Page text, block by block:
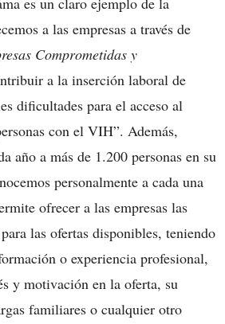
a las empresas a través de
Comprometidas y
a la inserción laboral de
dificultades para el acceso al
con el VIH”. Además,
año a más de 1.200 personas en su
personalmente a cada una
ofrecer a las empresas las
las ofertas disponibles, teniendo
o experiencia profesional,
y motivación en la oferta, su
familiares o cualquier otro